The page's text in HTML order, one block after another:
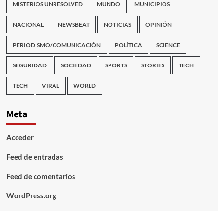
MISTERIOS UNRESOLVED MUNDO MUNICIPIOS
NACIONAL NEWSBEAT NOTICIAS OPINIÓN
PERIODISMO/COMUNICACIÓN POLÍTICA SCIENCE
SEGURIDAD SOCIEDAD SPORTS STORIES TECH
TECH VIRAL WORLD
Meta
Acceder
Feed de entradas
Feed de comentarios
WordPress.org